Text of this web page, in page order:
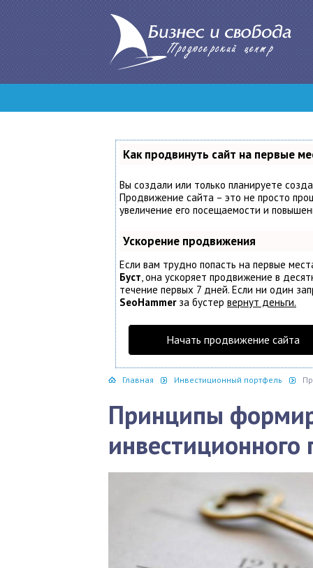
Как продвинуть сайт на первые
Вы создали или только планируете
Продвижение сайта – это не просто
увеличение его посещаемости и
Ускорение продвижения
Если вам трудно попасть на первые
Буст, она ускоряет продвижение в
течение первых 7 дней. Если ни один
SeoHammerза бустер вернут деньги.
Начать продвижение сайта
Главная Инвестиционный портфель
Принципы